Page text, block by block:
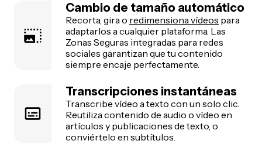
Cambio de tamaño automático
Recorta, gira o redimensiona vídeos para
adaptarlos a cualquier plataforma. Las
Zonas Seguras integradas para redes
sociales garantizan que tu contenido
siempre encaje perfectamente.
Transcripciones instantáneas
Transcribe vídeo a texto con un solo clic.
Reutiliza contenido de audio o vídeo en
artículos y publicaciones de texto, o
conviértelo en subtítulos.